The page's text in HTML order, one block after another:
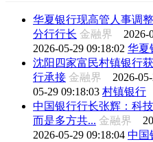
华夏银行现高管人事调
分行行长 金融界 2026-
2026-05-29 09:18:02 华夏
沈阳四家富民村镇银行
行承接 金融界 2026-
05-29 09:18:03 村镇银行
中国银行行长张辉：科
而是多方共... 金融界
2026-05-29 09:18:04 中国